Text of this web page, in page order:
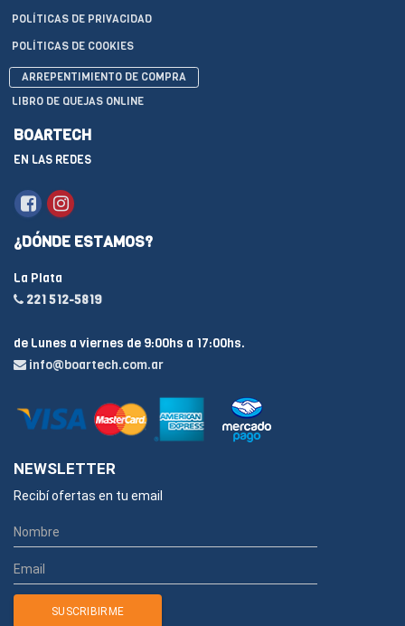
POLÍTICAS DE PRIVACIDAD
POLÍTICAS DE COOKIES
ARREPENTIMIENTO DE COMPRA
LIBRO DE QUEJAS ONLINE
BOARTECH
EN LAS REDES
¿DÓNDE ESTAMOS?
La Plata
221 512-5819
de Lunes a viernes de 9:00hs a 17:00hs.
info@boartech.com.ar
NEWSLETTER
Recibí ofertas en tu email